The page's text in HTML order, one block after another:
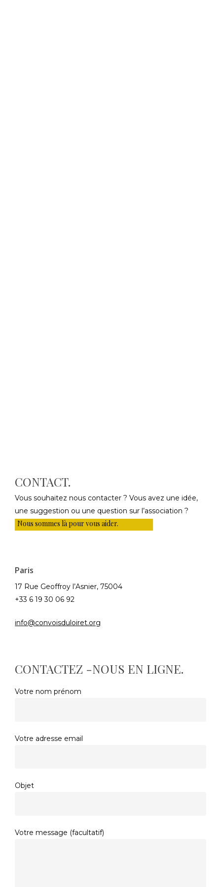
CONTACT.
Vous souhaitez nous contacter ? Vous avez une idée,
une suggestion ou une question sur l’association ?
Nous sommes là pour vous aider.
Paris
17 Rue Geoffroy l’Asnier, 75004
+33 6 19 30 06 92
info@convoisduloiret.org
CONTACTEZ -NOUS EN LIGNE.
Votre nom prénom
Votre adresse email
Objet
Votre message (facultatif)